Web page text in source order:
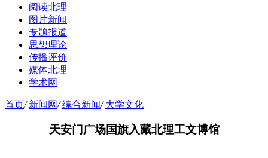
阅读北理
图片新闻
专题报道
思想理论
传播评价
媒体北理
学术网
首页/ 新闻网/ 综合新闻/ 大学文化
天安门广场国旗入藏北理工文博馆